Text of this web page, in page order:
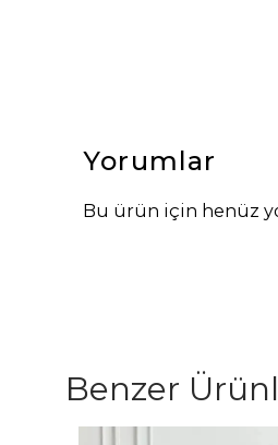
Yorumlar
Bu ürün için henüz
Benzer